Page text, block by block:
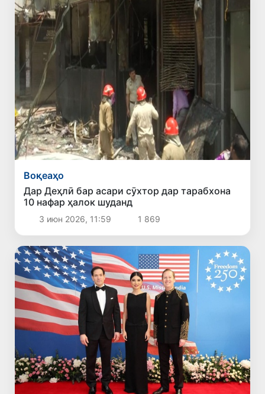
Воқеаҳо
Дар Деҳлӣ бар асари сӯхтор дар тарабхона
10 нафар ҳалок шуданд
3 июн 2026, 11:59 1 869